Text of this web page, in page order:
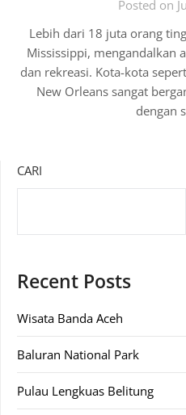
Posted on
Lebih dari 18 juta orang
Mississippi, mengandalkan
dan rekreasi. Kota-kota
New Orleans sangat
dengan
CARI
Recent Posts
Wisata Banda Aceh
Baluran National Park
Pulau Lengkuas Belitung